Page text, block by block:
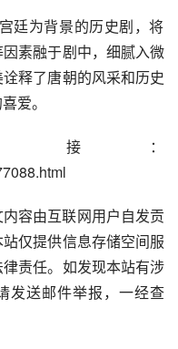
素融于剧中，细腻入微
释了唐朝的风采和历史
爱。
接：
容由互联网用户自发贡
仅提供信息存储空间服
责任。如发现本站有涉
发送邮件举报，一经查